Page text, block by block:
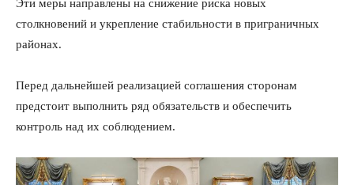
Эти меры направлены на снижение риска новых
столкновений и укрепление стабильности в приграничных
районах.
Перед дальнейшей реализацией соглашения сторонам
предстоит выполнить ряд обязательств и обеспечить
контроль над их соблюдением.